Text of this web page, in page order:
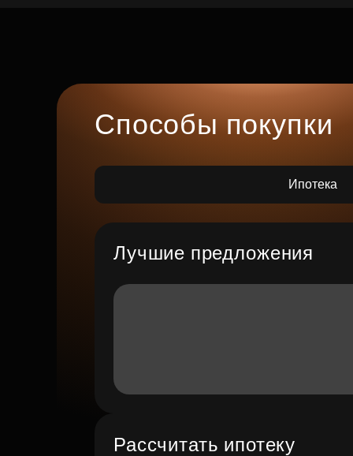
Способы покупки
Ипотека
Лучшие предложения
Рассчитать ипотеку